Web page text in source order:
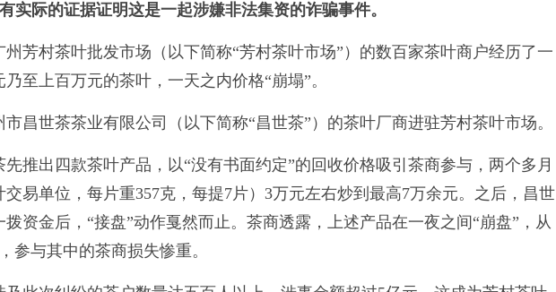
实际的证据证明这是一起涉嫌非法集资的诈骗事件。
州芳村茶叶批发市场（以下简称“芳村茶叶市场”）的数百家茶叶商户经历了一
至上百万元的茶叶，一天之内价格“崩塌”。
昌世茶茶业有限公司（以下简称“昌世茶”）的茶叶厂商进驻芳村茶叶市场。
推出四款茶叶产品，以“没有书面约定”的回收价格吸引茶商参与，两个多月
易单位，每片重357克，每提7片）3万元左右炒到最高7万余元。之后，昌世
资金后，“接盘”动作戛然而止。茶商透露，上述产品在一夜之间“崩盘”，从
参与其中的茶商损失惨重。